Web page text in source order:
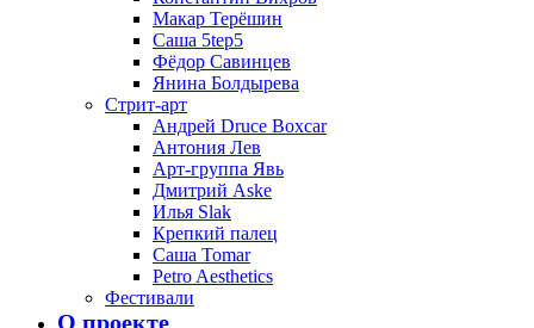
Макар Терёшин
Саша 5tep5
Фёдор Савинцев
Янина Болдырева
Стрит-арт
Андрей Druce Boxcar
Антония Лев
Арт-группа Явь
Дмитрий Aske
Илья Slak
Крепкий палец
Саша Tomar
Petro Aesthetics
Фестивали
О проекте